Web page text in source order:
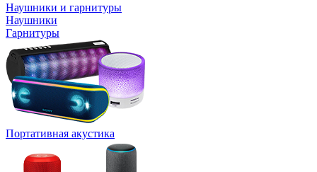
Наушники и гарнитуры
Наушники
Гарнитуры
Портативная акустика